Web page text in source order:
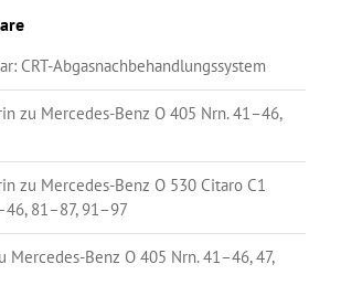
CRT-Abgasnachbehandlungssystem
zu Mercedes-Benz O 405 Nrn. 41–46,
zu Mercedes-Benz O 530 Citaro C1
81–87, 91–97
Mercedes-Benz O 405 Nrn. 41–46, 47,